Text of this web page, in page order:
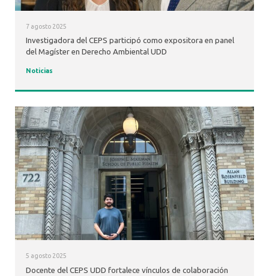
7 agosto 2025
Investigadora del CEPS participó como expositora en panel
del Magíster en Derecho Ambiental UDD
Noticias
5 agosto 2025
Docente del CEPS UDD fortalece vínculos de colaboración